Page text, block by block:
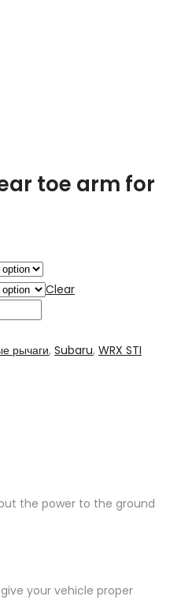
toe arm for
Clear
рычаги, Subaru, WRX STI
the power to the ground
your vehicle proper